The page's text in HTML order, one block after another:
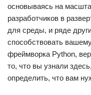
основываясь на
разработчиков в
для среды, и ряде
способствовать
фреймворка Python,
то, что вы узнали
определить, что вам